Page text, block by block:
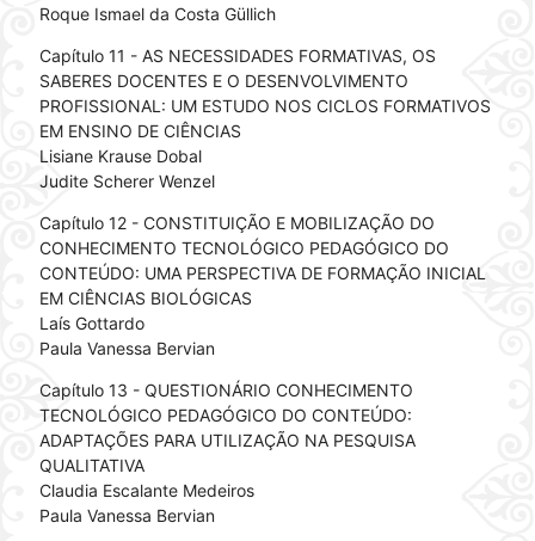
Roque Ismael da Costa Güllich
Capítulo 11 - AS NECESSIDADES FORMATIVAS, OS
SABERES DOCENTES E O DESENVOLVIMENTO
PROFISSIONAL: UM ESTUDO NOS CICLOS FORMATIVOS
EM ENSINO DE CIÊNCIAS
Lisiane Krause Dobal
Judite Scherer Wenzel
Capítulo 12 - CONSTITUIÇÃO E MOBILIZAÇÃO DO
CONHECIMENTO TECNOLÓGICO PEDAGÓGICO DO
CONTEÚDO: UMA PERSPECTIVA DE FORMAÇÃO INICIAL
EM CIÊNCIAS BIOLÓGICAS
Laís Gottardo
Paula Vanessa Bervian
Capítulo 13 - QUESTIONÁRIO CONHECIMENTO
TECNOLÓGICO PEDAGÓGICO DO CONTEÚDO:
ADAPTAÇÕES PARA UTILIZAÇÃO NA PESQUISA
QUALITATIVA
Claudia Escalante Medeiros
Paula Vanessa Bervian